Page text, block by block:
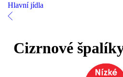
Hlavní jídla
Cizrnové